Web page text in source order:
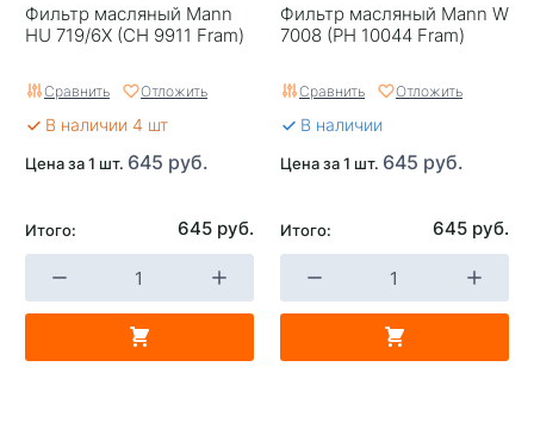
Фильтр масляный Mann
HU 719/6X (CH 9911 Fram)
Сравнить Отложить
В наличии 4 шт
Цена за 1 шт. 645 руб.
Итого: 645 руб.
Фильтр масляный Mann W
7008 (PH 10044 Fram)
Сравнить Отложить
В наличии
Цена за 1 шт. 645 руб.
Итого: 645 руб.